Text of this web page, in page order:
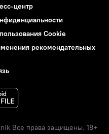
центр
Cookie
рекомендательных
Все права защищены. 18+